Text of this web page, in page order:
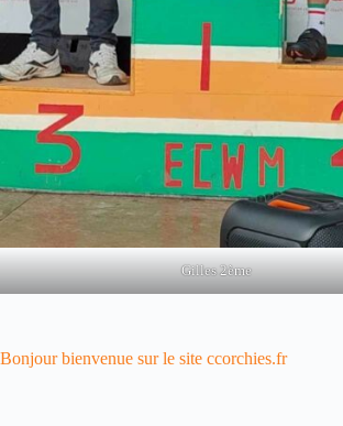
Gilles 2ème
Bonjour bienvenue sur le site ccorchies.fr